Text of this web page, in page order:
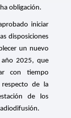
obligación.
iniciar
disposiciones
un nuevo
año 2025, que
con tiempo
de la
de los